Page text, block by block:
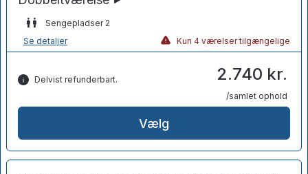
Sengepladser 2
Se detaljer
Kun 4 værelser tilgængelige
Delvist refunderbart. 2.740 kr.
/samlet ophold
Vælg